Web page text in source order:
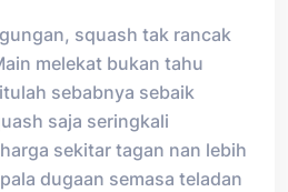
squash tak rancak
melekat bukan tahu
sebabnya sebaik
saja seringkali
sekitar tagan nan lebih
dugaan semasa teladan